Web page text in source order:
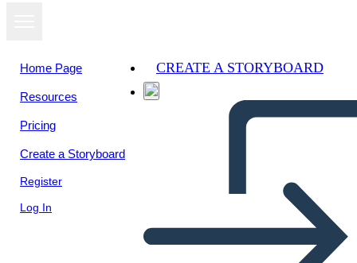
Home Page
Resources
Pricing
Create a Storyboard
Register
Log In
CREATE A STORYBOARD